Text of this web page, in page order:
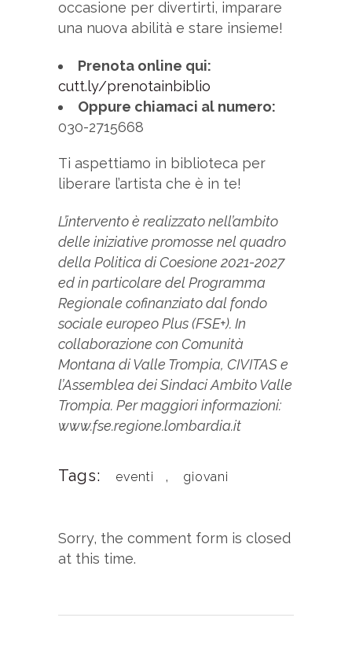
occasione per divertirti, imparare
una nuova abilità e stare insieme!
Prenota online qui:
cutt.ly/prenotainbiblio
Oppure chiamaci al numero:
030-2715668
Ti aspettiamo in biblioteca per
liberare l’artista che è in te!
L’intervento è realizzato nell’ambito
delle iniziative promosse nel quadro
della Politica di Coesione 2021-2027
ed in particolare del Programma
Regionale cofinanziato dal fondo
sociale europeo Plus (FSE+). In
collaborazione con Comunità
Montana di Valle Trompia, CIVITAS e
l’Assemblea dei Sindaci Ambito Valle
Trompia. Per maggiori informazioni:
www.fse.regione.lombardia.it
Tags: eventi , giovani
Sorry, the comment form is closed
at this time.